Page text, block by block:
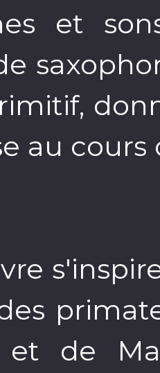
et
au
et de